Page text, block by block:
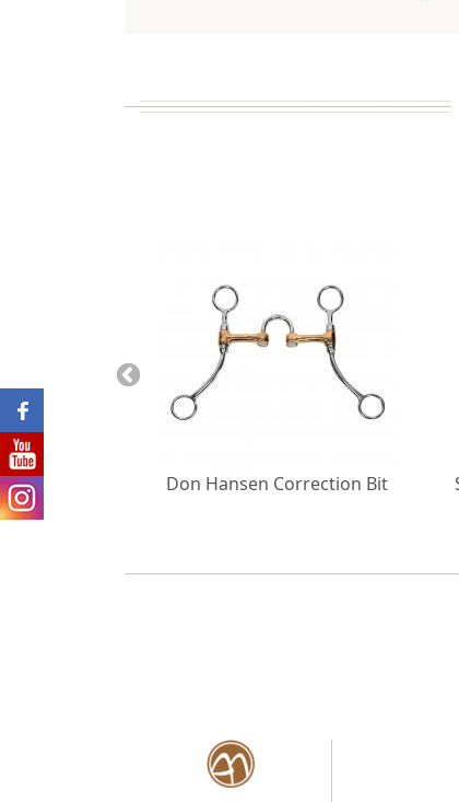
Don Hansen Correction Bit